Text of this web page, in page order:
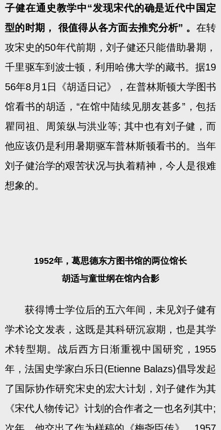
子健在通史教学中“发现宋代的确是近代中国定
型的时期， 很值得从各方面去推究分析” 。 在转
攻宋史的50年代前期，刘子健还只能借助暑期，
千里驱车到波士顿，利用哈佛大学的藏书。据19
56年8月1日《胡适日记》，在普林斯顿大学图书
馆看书的胡适，“在馆中陆续见朋友甚多”，包括
瞿同祖、周策纵与洪业等; 其中也有刘子健，而
他应该仍是利用暑期驱车普林斯顿看书的。当年
刘子健治学的艰苦状况与执着精神，今人是很难
想象的。
1952年，葛思德东方图书馆的两位馆长
胡适与童世纲在馆内合影
获得博士学位后的五六年间，未见刘子健有
学术论文发表，这既是其科研沉寂期，也是其学
术转型期。战后西方日渐重视中国研究，1955
年，法国史学家白乐日(Etienne Balazs)倡导发起
了国际协作研究宋史的宏大计划，刘子健作为其
《宋代人物传记》计划的合作者之一也名列其中;